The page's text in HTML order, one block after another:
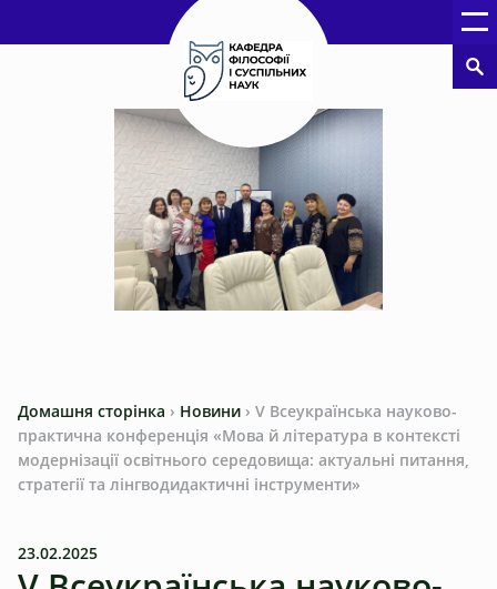
Домашня сторінка › Новини › V Всеукраїнська науково-
практична конференція «Мова й література в контексті
модернізації освітнього середовища: актуальні питання,
стратегії та лінгводидактичні інструменти»
23.02.2025